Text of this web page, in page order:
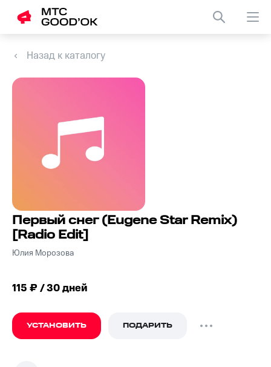
Назад к каталогу
Первый снег (Eugene Star Remix)
[Radio Edit]
Юлия Морозова
115 ₽ / 30 дней
УСТАНОВИТЬ ПОДАРИТЬ